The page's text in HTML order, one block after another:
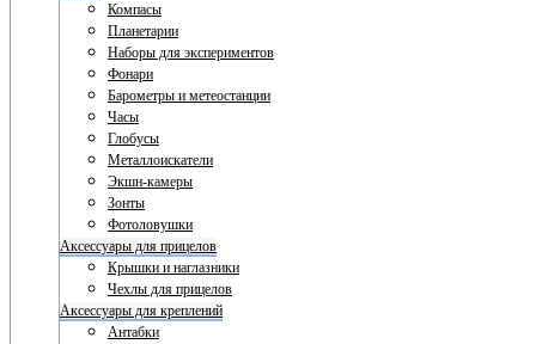
Компасы
Планетарии
Наборы для экспериментов
Фонари
Барометры и метеостанции
Часы
Глобусы
Металлоискатели
Экшн-камеры
Зонты
Фотоловушки
Аксессуары для прицелов
Крышки и наглазники
Чехлы для прицелов
Аксессуары для креплений
Антабки